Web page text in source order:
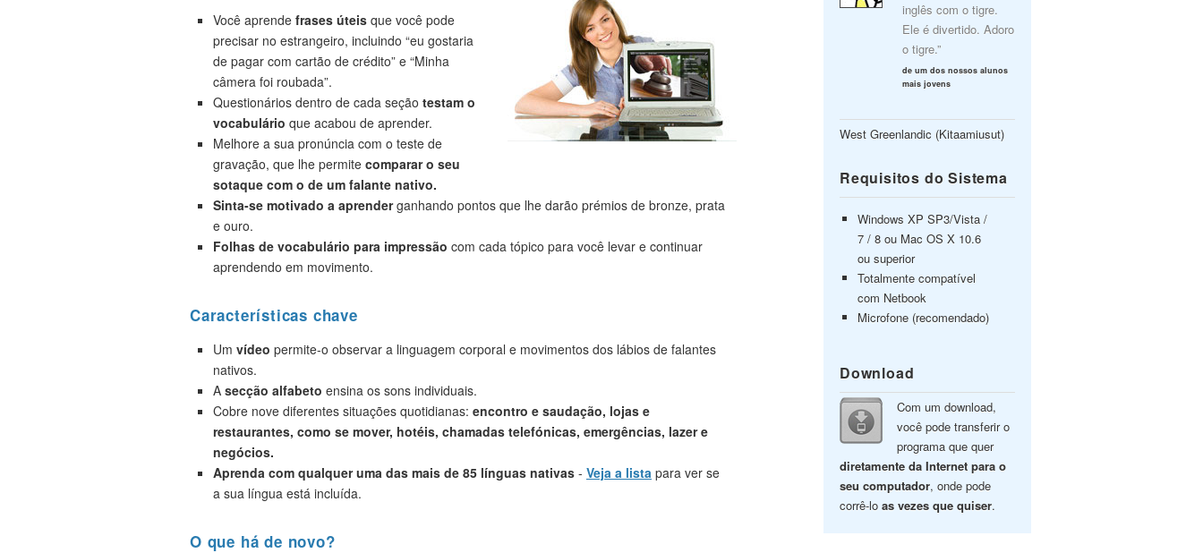
Você aprende frases úteis que você pode
precisar no estrangeiro, incluindo “eu gostaria
de pagar com cartão de crédito” e “Minha
câmera foi roubada”.
Questionários dentro de cada seção testam o
vocabulário que acabou de aprender.
Melhore a sua pronúncia com o teste de
gravação, que lhe permite comparar o seu
sotaque com o de um falante nativo.
Sinta-se motivado a aprenderganhando pontos que lhe darão prémios de bronze, prata
e ouro.
Folhas de vocabulário para impressão com cada tópico para você levar e continuar
aprendendo em movimento.
Características chave
Um vídeo permite-o observar a linguagem corporal e movimentos dos lábios de falantes
nativos.
A secção alfabeto ensina os sons individuais.
Cobre nove diferentes situações quotidianas: encontro e saudação, lojas e
restaurantes, como se mover, hotéis, chamadas telefónicas, emergências, lazer e
negócios.
Aprenda com qualquer uma das mais de 85 línguas nativas - Veja a lista para ver se
a sua língua está incluída.
O que há de novo?
inglês com o tigre.
Ele é divertido. Adoro
o tigre.”
de um dos nossos alunos
mais jovens
West Greenlandic (Kitaamiusut)
Requisitos do Sistema
Windows XP SP3/Vista /
7 / 8 ou Mac OS X 10.6
ou superior
Totalmente compatível
com Netbook
Microfone (recomendado)
Download
Com um download,
você pode transferir o
programa que quer
diretamente da Internet para o
seu computador, onde pode
corrê-lo as vezes que quiser.